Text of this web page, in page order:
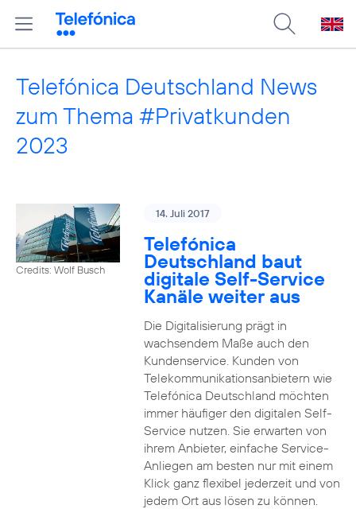
Telefónica Deutschland News
zum Thema #Privatkunden
2023
Credits: Wolf Busch
14. Juli 2017
Telefónica
Deutschland baut
digitale Self-Service
Kanäle weiter aus
Die Digitalisierung prägt in
wachsendem Maße auch den
Kundenservice. Kunden von
Telekommunikationsanbietern wie
Telefónica Deutschland möchten
immer häufiger den digitalen Self-
Service nutzen. Sie erwarten von
ihrem Anbieter, einfache Service-
Anliegen am besten nur mit einem
Klick ganz flexibel jederzeit und von
jedem Ort aus lösen zu können.